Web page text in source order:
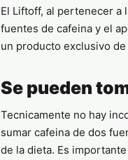
El Liftoff, al pertenecer a
fuentes de cafeina y el
un producto exclusivo
Se pueden
Tecnicamente no hay
sumar cafeina de dos
de la dieta. Es